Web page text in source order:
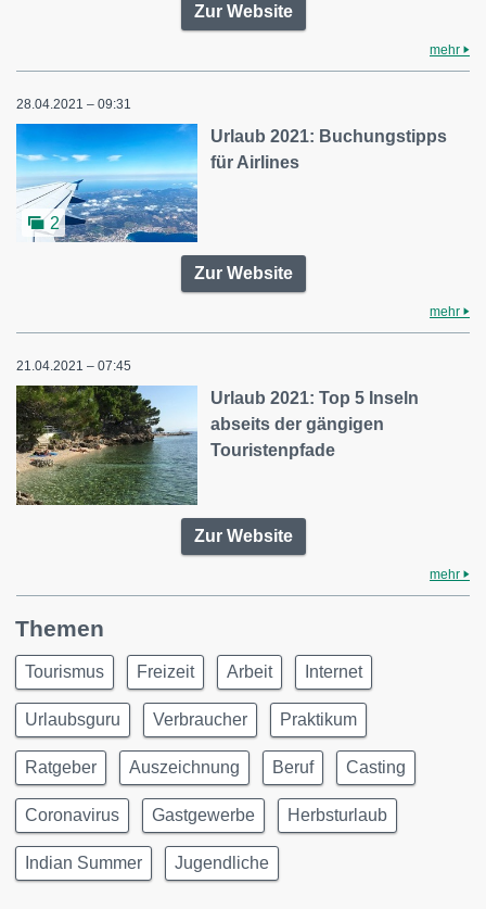
Zur Website
mehr
28.04.2021 – 09:31
2
Urlaub 2021: Buchungstipps
für Airlines
Zur Website
mehr
21.04.2021 – 07:45
Urlaub 2021: Top 5 Inseln
abseits der gängigen
Touristenpfade
Zur Website
mehr
Themen
Tourismus Freizeit Arbeit Internet
Urlaubsguru Verbraucher Praktikum
Ratgeber Auszeichnung Beruf Casting
Coronavirus Gastgewerbe Herbsturlaub
Indian Summer Jugendliche